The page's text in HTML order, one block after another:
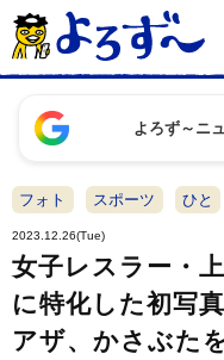
よろず～ニ
フォト スポーツ ひと
2023.12.26(Tue)
女子レスラー・
に特化した初写
アザ、かさぶた